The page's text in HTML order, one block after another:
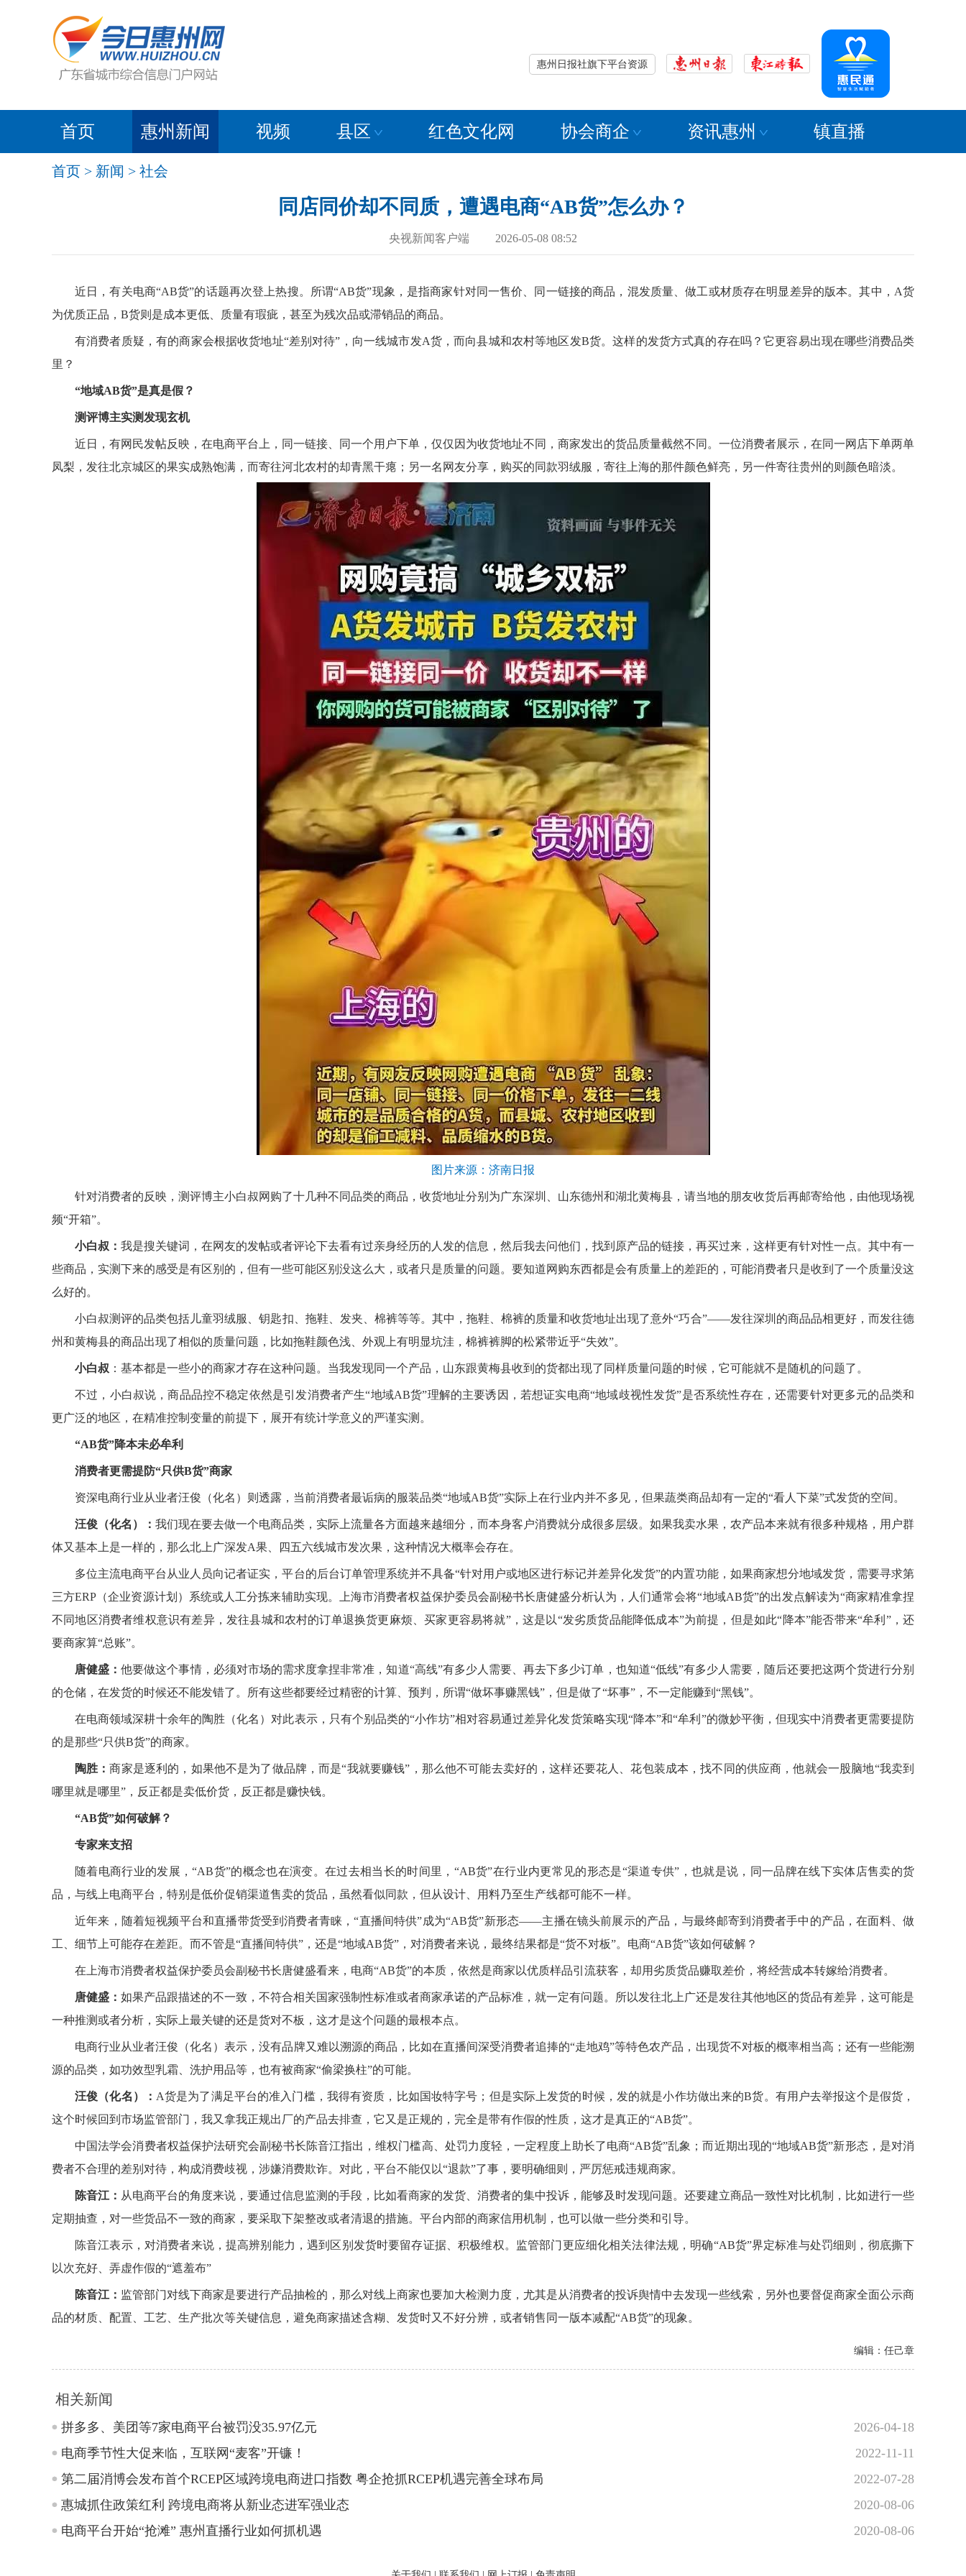
惠州日报社旗下平台资源
首页 惠州新闻 视频 县区 红色文化网 协会商企 资讯惠州 镇直播
首页 > 新闻 > 社会
同店同价却不同质，遭遇电商“AB货”怎么办？
央视新闻客户端 2026-05-08 08:52
近日，有关电商“AB货”的话题再次登上热搜。所谓“AB货”现象，是指商家针对同一售价、同一链接的商品，混发质量、做工或材质存在明显差异的版本。其中，A货
为优质正品，B货则是成本更低、质量有瑕疵，甚至为残次品或滞销品的商品。
有消费者质疑，有的商家会根据收货地址“差别对待”，向一线城市发A货，而向县城和农村等地区发B货。这样的发货方式真的存在吗？它更容易出现在哪些消费品类
里？
“地域AB货”是真是假？
测评博主实测发现玄机
近日，有网民发帖反映，在电商平台上，同一链接、同一个用户下单，仅仅因为收货地址不同，商家发出的货品质量截然不同。一位消费者展示，在同一网店下单两单
凤梨，发往北京城区的果实成熟饱满，而寄往河北农村的却青黑干瘪；另一名网友分享，购买的同款羽绒服，寄往上海的那件颜色鲜亮，另一件寄往贵州的则颜色暗淡。
图片来源：济南日报
针对消费者的反映，测评博主小白叔网购了十几种不同品类的商品，收货地址分别为广东深圳、山东德州和湖北黄梅县，请当地的朋友收货后再邮寄给他，由他现场视
频“开箱”。
小白叔： 我是搜关键词，在网友的发帖或者评论下去看有过亲身经历的人发的信息，然后我去问他们，找到原产品的链接，再买过来，这样更有针对性一点。其中有一
些商品，实测下来的感受是有区别的，但有一些可能区别没这么大，或者只是质量的问题。要知道网购东西都是会有质量上的差距的，可能消费者只是收到了一个质量没这
么好的。
小白叔测评的品类包括儿童羽绒服、钥匙扣、拖鞋、发夹、棉裤等等。其中，拖鞋、棉裤的质量和收货地址出现了意外“巧合”——发往深圳的商品品相更好，而发往德
州和黄梅县的商品出现了相似的质量问题，比如拖鞋颜色浅、外观上有明显坑洼，棉裤裤脚的松紧带近乎“失效”。
小白叔 ：基本都是一些小的商家才存在这种问题。当我发现同一个产品，山东跟黄梅县收到的货都出现了同样质量问题的时候，它可能就不是随机的问题了。
不过，小白叔说，商品品控不稳定依然是引发消费者产生“地域AB货”理解的主要诱因，若想证实电商“地域歧视性发货”是否系统性存在，还需要针对更多元的品类和
更广泛的地区，在精准控制变量的前提下，展开有统计学意义的严谨实测。
“AB货”降本未必牟利
消费者更需提防“只供B货”商家
资深电商行业从业者汪俊（化名）则透露，当前消费者最诟病的服装品类“地域AB货”实际上在行业内并不多见，但果蔬类商品却有一定的“看人下菜”式发货的空间。
汪俊（化名）： 我们现在要去做一个电商品类，实际上流量各方面越来越细分，而本身客户消费就分成很多层级。如果我卖水果，农产品本来就有很多种规格，用户群
体又基本上是一样的，那么北上广深发A果、四五六线城市发次果，这种情况大概率会存在。
多位主流电商平台从业人员向记者证实，平台的后台订单管理系统并不具备“针对用户或地区进行标记并差异化发货”的内置功能，如果商家想分地域发货，需要寻求第
三方ERP（企业资源计划）系统或人工分拣来辅助实现。上海市消费者权益保护委员会副秘书长唐健盛分析认为，人们通常会将“地域AB货”的出发点解读为“商家精准拿捏
不同地区消费者维权意识有差异，发往县城和农村的订单退换货更麻烦、买家更容易将就”，这是以“发劣质货品能降低成本”为前提，但是如此“降本”能否带来“牟利”，还
要商家算“总账”。
唐健盛：他要做这个事情，必须对市场的需求度拿捏非常准，知道“高线”有多少人需要、再去下多少订单，也知道“低线”有多少人需要，随后还要把这两个货进行分别
的仓储，在发货的时候还不能发错了。所有这些都要经过精密的计算、预判，所谓“做坏事赚黑钱”，但是做了“坏事”，不一定能赚到“黑钱”。
在电商领域深耕十余年的陶胜（化名）对此表示，只有个别品类的“小作坊”相对容易通过差异化发货策略实现“降本”和“牟利”的微妙平衡，但现实中消费者更需要提防
的是那些“只供B货”的商家。
陶胜：商家是逐利的，如果他不是为了做品牌，而是“我就要赚钱”，那么他不可能去卖好的，这样还要花人、花包装成本，找不同的供应商，他就会一股脑地“我卖到
哪里就是哪里”，反正都是卖低价货，反正都是赚快钱。
“AB货”如何破解？
专家来支招
随着电商行业的发展，“AB货”的概念也在演变。在过去相当长的时间里，“AB货”在行业内更常见的形态是“渠道专供”，也就是说，同一品牌在线下实体店售卖的货
品，与线上电商平台，特别是低价促销渠道售卖的货品，虽然看似同款，但从设计、用料乃至生产线都可能不一样。
近年来，随着短视频平台和直播带货受到消费者青睐，“直播间特供”成为“AB货”新形态——主播在镜头前展示的产品，与最终邮寄到消费者手中的产品，在面料、做
工、细节上可能存在差距。而不管是“直播间特供”，还是“地域AB货”，对消费者来说，最终结果都是“货不对板”。电商“AB货”该如何破解？
在上海市消费者权益保护委员会副秘书长唐健盛看来，电商“AB货”的本质，依然是商家以优质样品引流获客，却用劣质货品赚取差价，将经营成本转嫁给消费者。
唐健盛： 如果产品跟描述的不一致，不符合相关国家强制性标准或者商家承诺的产品标准，就一定有问题。所以发往北上广还是发往其他地区的货品有差异，这可能是
一种推测或者分析，实际上最关键的还是货对不板，这才是这个问题的最根本点。
电商行业从业者汪俊（化名）表示，没有品牌又难以溯源的商品，比如在直播间深受消费者追捧的“走地鸡”等特色农产品，出现货不对板的概率相当高；还有一些能溯
源的品类，如功效型乳霜、洗护用品等，也有被商家“偷梁换柱”的可能。
汪俊（化名）： A货是为了满足平台的准入门槛，我得有资质，比如国妆特字号；但是实际上发货的时候，发的就是小作坊做出来的B货。有用户去举报这个是假货，
这个时候回到市场监管部门，我又拿我正规出厂的产品去排查，它又是正规的，完全是带有作假的性质，这才是真正的“AB货”。
中国法学会消费者权益保护法研究会副秘书长陈音江指出，维权门槛高、处罚力度轻，一定程度上助长了电商“AB货”乱象；而近期出现的“地域AB货”新形态，是对消
费者不合理的差别对待，构成消费歧视，涉嫌消费欺诈。对此，平台不能仅以“退款”了事，要明确细则，严厉惩戒违规商家。
陈音江： 从电商平台的角度来说，要通过信息监测的手段，比如看商家的发货、消费者的集中投诉，能够及时发现问题。还要建立商品一致性对比机制，比如进行一些
定期抽查，对一些货品不一致的商家，要采取下架整改或者清退的措施。平台内部的商家信用机制，也可以做一些分类和引导。
陈音江表示，对消费者来说，提高辨别能力，遇到区别发货时要留存证据、积极维权。监管部门更应细化相关法律法规，明确“AB货”界定标准与处罚细则，彻底撕下
以次充好、弄虚作假的“遮羞布”
陈音江： 监管部门对线下商家是要进行产品抽检的，那么对线上商家也要加大检测力度，尤其是从消费者的投诉舆情中去发现一些线索，另外也要督促商家全面公示商
品的材质、配置、工艺、生产批次等关键信息，避免商家描述含糊、发货时又不好分辨，或者销售同一版本减配“AB货”的现象。
编辑：任己章
相关新闻
拼多多、美团等7家电商平台被罚没35.97亿元
2026-04-18
电商季节性大促来临，互联网“麦客”开镰！
2022-11-11
第二届消博会发布首个RCEP区域跨境电商进口指数 粤企抢抓RCEP机遇完善全球布局
2022-07-28
惠城抓住政策红利 跨境电商将从新业态进军强业态
2020-08-06
电商平台开始“抢滩” 惠州直播行业如何抓机遇
2020-08-06